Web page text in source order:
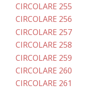
CIRCOLARE 255
CIRCOLARE 256
CIRCOLARE 257
CIRCOLARE 258
CIRCOLARE 259
CIRCOLARE 260
CIRCOLARE 261